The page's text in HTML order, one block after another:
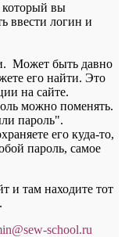
который вы
ввести логин и
Может быть давно
его найти. Это
на сайте.
можно поменять.
пароль".
его куда-то,
пароль, самое
и там находите тот
school.ru